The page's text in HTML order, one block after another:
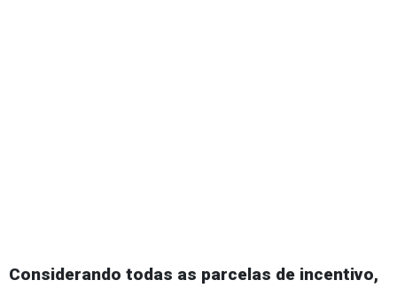
Considerando todas as parcelas de incentivo,